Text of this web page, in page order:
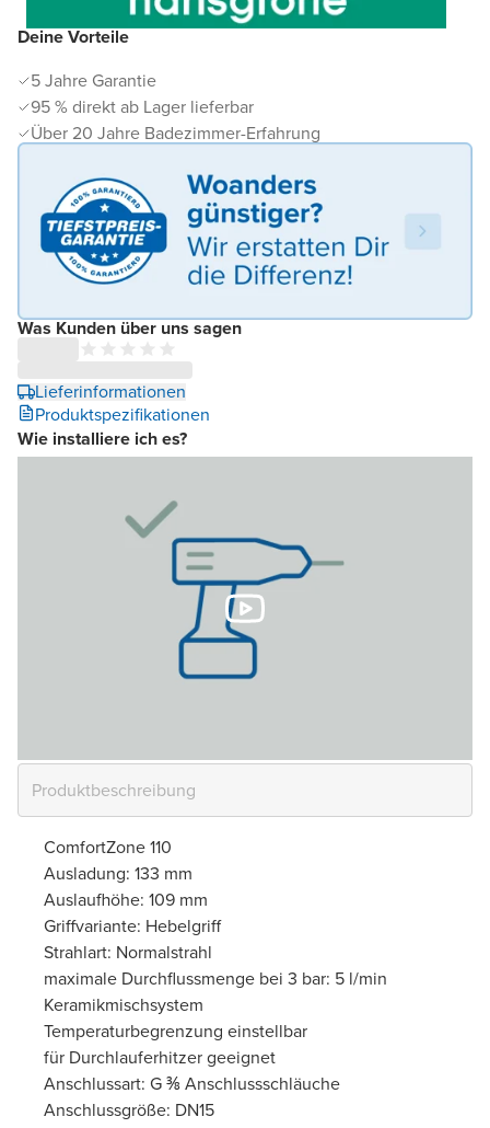
Deine Vorteile
5 Jahre Garantie
95 % direkt ab Lager lieferbar
Über 20 Jahre Badezimmer-Erfahrung
Was Kunden über uns sagen
Lieferinformationen
Produktspezifikationen
Wie installiere ich es?
ComfortZone 110
Ausladung: 133 mm
Auslaufhöhe: 109 mm
Griffvariante: Hebelgriff
Strahlart: Normalstrahl
maximale Durchflussmenge bei 3 bar: 5 l/min
Keramikmischsystem
Temperaturbegrenzung einstellbar
für Durchlauferhitzer geeignet
Anschlussart: G ⅜ Anschlussschläuche
Anschlussgröße: DN15